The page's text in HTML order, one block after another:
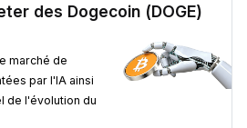
des Dogecoin (DOGE)
marché de
par l'IA ainsi
de l'évolution du